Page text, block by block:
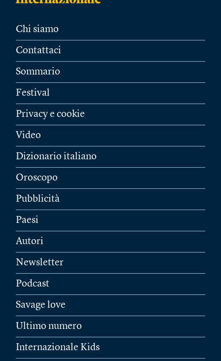
Chi siamo
Contattaci
Sommario
Festival
Privacy e cookie
Video
Dizionario italiano
Oroscopo
Pubblicità
Paesi
Autori
Newsletter
Podcast
Savage love
Ultimo numero
Internazionale Kids